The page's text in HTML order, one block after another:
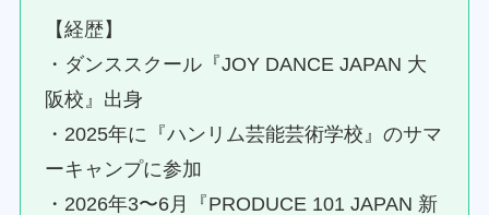
【経歴】
・ダンススクール『JOY DANCE JAPAN 大
阪校』出身
・2025年に『ハンリム芸能芸術学校』のサマ
ーキャンプに参加
・2026年3〜6月『PRODUCE 101 JAPAN 新